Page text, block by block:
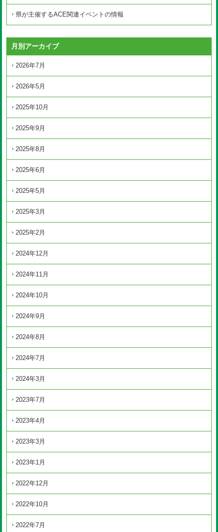
県が主催するACE関連イベントの情報
月別アーカイブ
2026年7月
2026年5月
2025年10月
2025年9月
2025年8月
2025年6月
2025年5月
2025年3月
2025年2月
2024年12月
2024年11月
2024年10月
2024年9月
2024年8月
2024年7月
2024年3月
2023年7月
2023年4月
2023年3月
2023年1月
2022年12月
2022年10月
2022年7月